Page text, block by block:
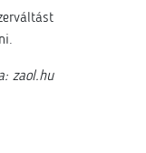
zaol.hu